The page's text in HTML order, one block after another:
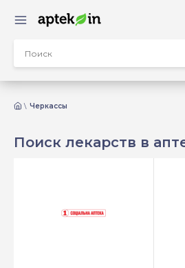
Черкассы
Поиск лекарств в